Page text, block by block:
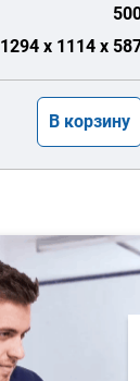
1294 x 1114 x
В корзину